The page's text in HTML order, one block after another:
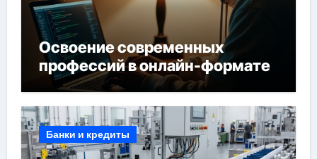
Освоение современных
профессий в онлайн-формате
Банки и кредиты